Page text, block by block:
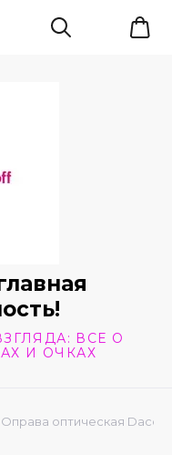
ВСЕ О
И ОЧКАХ
Оправа оптическая Dacchi